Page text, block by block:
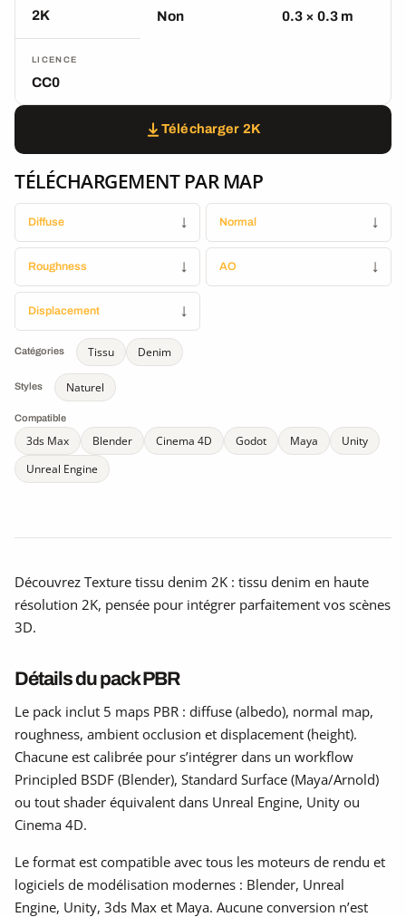
2K Non 0.3 × 0.3 m
LICENCE
CC0
Télécharger 2K
TÉLÉCHARGEMENT PAR MAP
Diffuse ↓ Normal ↓
Roughness ↓ AO ↓
Displacement ↓
Catégories Tissu Denim
Styles Naturel
Compatible
3ds Max Blender Cinema 4D Godot Maya
Unity
Unreal Engine
Découvrez Texture tissu denim 2K : tissu denim en haute
résolution 2K, pensée pour intégrer parfaitement vos scènes
3D.
Détails du pack PBR
Le pack inclut 5 maps PBR : diffuse (albedo), normal map,
roughness, ambient occlusion et displacement (height).
Chacune est calibrée pour s’intégrer dans un workflow
Principled BSDF (Blender), Standard Surface (Maya/Arnold)
ou tout shader équivalent dans Unreal Engine, Unity ou
Cinema 4D.
Le format est compatible avec tous les moteurs de rendu et
logiciels de modélisation modernes : Blender, Unreal
Engine, Unity, 3ds Max et Maya. Aucune conversion n’est